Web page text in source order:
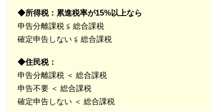
◆所得税：累進税率が15%以上なら
申告分離課税 ≦ 総合課税
確定申告しない ≦ 総合課税
◆住民税：
申告分離課税 ＜ 総合課税
申告不要 ＜ 総合課税
確定申告しない ＜ 総合課税